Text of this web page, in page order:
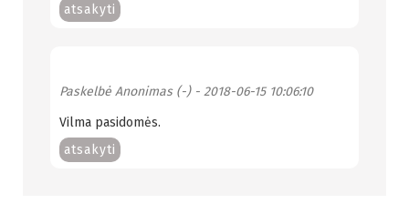
atsakyti
Paskelbė Anonimas (-)- 2018-06-15 10:06:10
Vilma pasidomės.
atsakyti